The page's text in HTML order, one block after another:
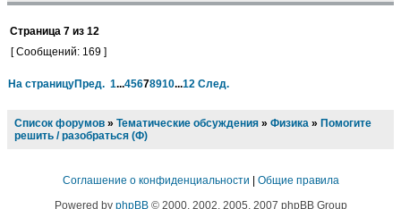
Страница 7 из 12
[ Сообщений: 169 ]
На страницуПред. 1...45678910...12 След.
Список форумов » Тематические обсуждения » Физика » Помогите
решить / разобраться (Ф)
Соглашение о конфиденциальности | Общие правила
Powered by phpBB© 2000, 2002, 2005, 2007 phpBB Group